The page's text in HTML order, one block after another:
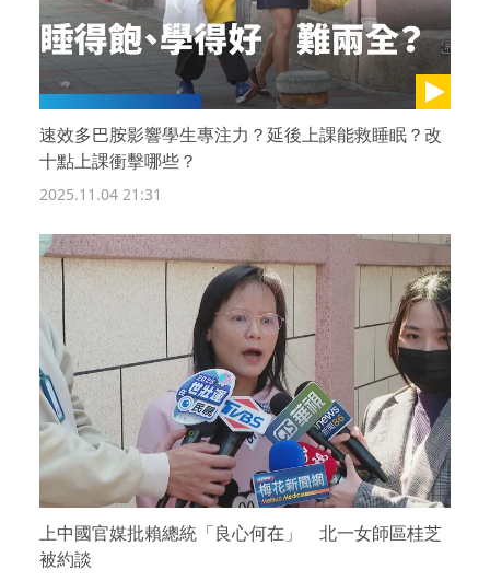
速效多巴胺影響學生專注力？延後上課能救睡眠？改
十點上課衝擊哪些？
2025.11.04 21:31
上中國官媒批賴總統「良心何在」 北一女師區桂芝
被約談